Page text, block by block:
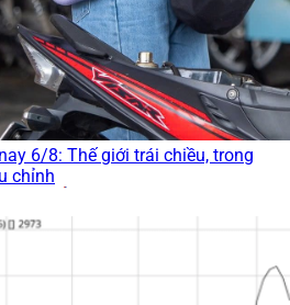
6/8: Thế giới trái chiều, trong
chỉnh